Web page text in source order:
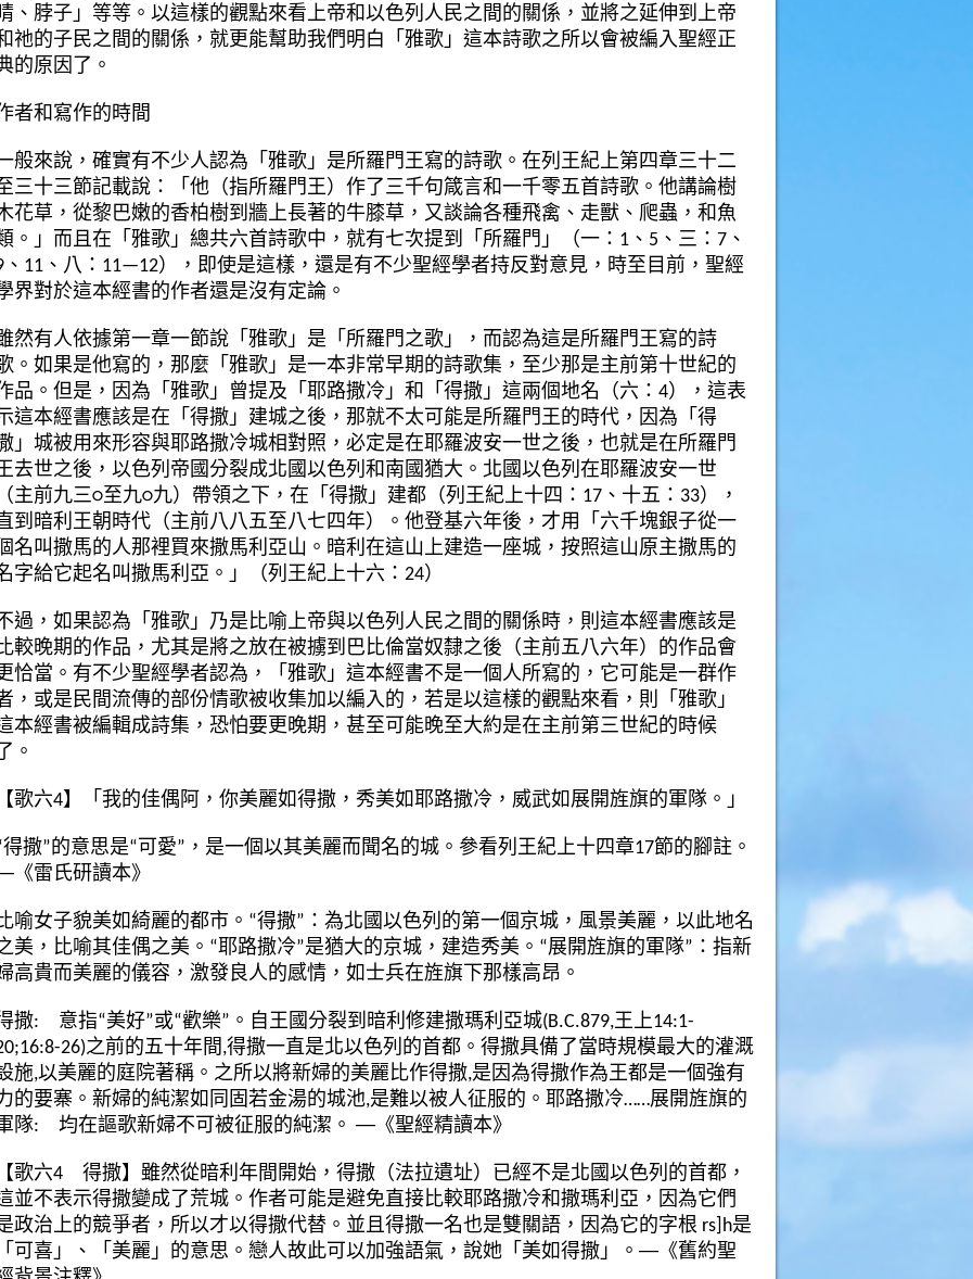
、脖子」等等。以這樣的觀點來看上帝和以色列人民之間的關係，並將之延伸到上帝
祂的子民之間的關係，就更能幫助我們明白「雅歌」這本詩歌之所以會被編入聖經正
的原因了。
者和寫作的時間
般來說，確實有不少人認為「雅歌」是所羅門王寫的詩歌。在列王紀上第四章三十二
三十三節記載說：「他（指所羅門王）作了三千句箴言和一千零五首詩歌。他講論樹
花草，從黎巴嫩的香柏樹到牆上長著的牛膝草，又談論各種飛禽、走獸、爬蟲，和魚
。」而且在「雅歌」總共六首詩歌中，就有七次提到「所羅門」（一：1、5、三：7、
、11、八：11—12），即使是這樣，還是有不少聖經學者持反對意見，時至目前，聖經
界對於這本經書的作者還是沒有定論。
然有人依據第一章一節說「雅歌」是「所羅門之歌」，而認為這是所羅門王寫的詩
。如果是他寫的，那麼「雅歌」是一本非常早期的詩歌集，至少那是主前第十世紀的
品。但是，因為「雅歌」曾提及「耶路撒冷」和「得撒」這兩個地名（六：4）， 這表
這本經書應該是在「得撒」建城之後，那就不太可能是所羅門王的時代，因為「得
」城被用來形容與耶路撒冷城相對照，必定是在耶羅波安一世之後，也就是在所羅門
去世之後，以色列帝國分裂成北國以色列和南國猶大。北國以色列在耶羅波安一世
（主前九三○至九○九）帶領之下，在「得撒」建都（列王紀上十四： 17 、十五： 33），
到暗利王朝時代（主前八八五至八七四年）。 他登基六年後，才用「六千塊銀子從一
名叫撒馬的人那裡買來撒馬利亞山。暗利在這山上建造一座城，按照這山原主撒馬的
字給它起名叫撒馬利亞。」（列王紀上十六：24）
過，如果認為「雅歌」乃是比喻上帝與以色列人民之間的關係時，則這本經書應該是
較晚期的作品，尤其是將之放在被擄到巴比倫當奴隸之後（主前五八六年）的作品會
恰當。有不少聖經學者認為，「雅歌」這本經書不是一個人所寫的，它可能是一群作
，或是民間流傳的部份情歌被收集加以編入的，若是以這樣的觀點來看，則「雅歌」
本經書被編輯成詩集，恐怕要更晚期，甚至可能晚至大約是在主前第三世紀的時候
了。
【歌六4】 「我的佳偶阿， 你美麗如得撒，秀美如耶路撒冷 ，威武如展開旌旗的軍隊。」
得撒”的意思是“可愛”，是一個以其美麗而聞名的城。參看列王紀上十四章17節的腳註。
《雷氏研讀本》
喻女子貌美如綺麗的都市。“得撒”：為北國以色列的第一個京城，風景美麗，以此地名
美，比喻其佳偶之美。“耶路撒冷”是猶大的京城，建造秀美。 “展開旌旗的軍隊”：指新
高貴而美麗的儀容，激發良人的感情，如士兵在旌旗下那樣高昂。
撒: 意指“美好”或“歡樂”。自王國分裂到暗利修建撒瑪利亞城(B.C.879,王上14:1-
26)之前的五十年間,得撒一直是北以色列的首都。得撒具備了當時規模最大的灌溉
施,以美麗的庭院著稱。之所以將新婦的美麗比作得撒,是因為得撒作為王都是一個強有
的要寨。新婦的純潔如同固若金湯的城池,是難以被人征服的。耶路撒冷……展開旌旗的
隊: 均在謳歌新婦不可被征服的純潔。 ──《聖經精讀本》
【歌六4 得撒】 雖然從暗利年間開始，得撒（法拉遺址）已經不是北國以色列的首都，
並不表示得撒變成了荒城。作者可能是避免直接比較耶路撒冷和撒瑪利亞，因為它們
政治上的競爭者，所以才以得撒代替。並且得撒一名也是雙關語，因為它的字根 rs]h是
「可喜」、「美麗」的意思。戀人故此可以加強語氣，說她「美如得撒」。──《舊約聖